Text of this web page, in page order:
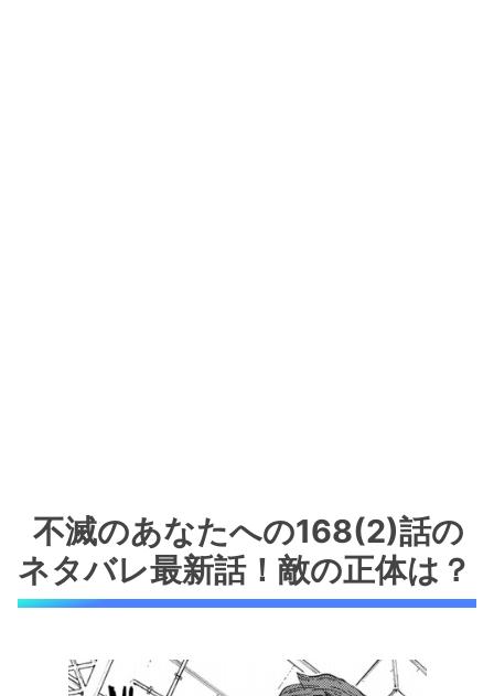
不滅のあなたへの168(2)話の
ネタバレ最新話！敵の正体は？